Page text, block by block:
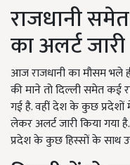
राजधानी
का अलर्ट जारी
आज राजधानी का मौसम भले
की माने तो दिल्ली समेत कई
गई है. वहीं देश के कुछ प्रदेशों
लेकर अलर्ट जारी किया गया
प्रदेश के कुछ हिस्सों के साथ